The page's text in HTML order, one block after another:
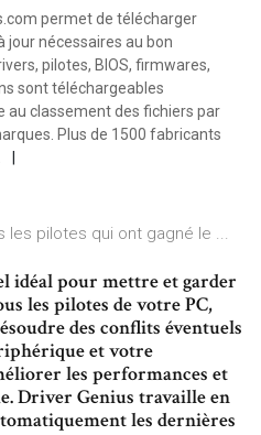
permet de télécharger
nécessaires au bon
pilotes, BIOS, firmwares,
sont téléchargeables
classement des fichiers par
Plus de 1500 fabricants
les pilotes qui ont gagné le ...
idéal pour mettre et garder
les pilotes de votre PC,
des conflits éventuels
et votre
les performances et
Driver Genius travaille en
les dernières